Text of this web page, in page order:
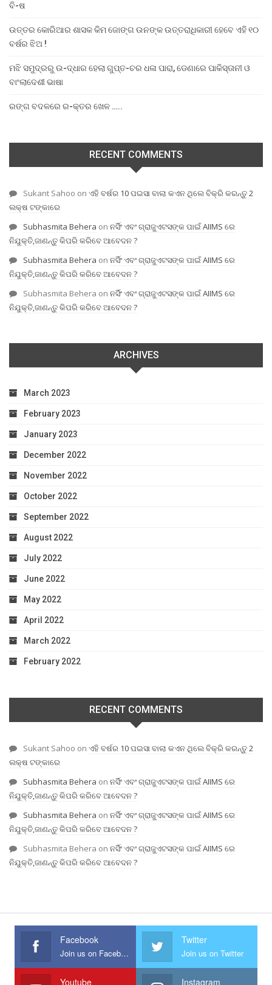
ବି-ଷ
ଉତ୍ତର କୋରିଆର ଶାସକ କିମ ଜୋଙ୍ଗ ଉନଙ୍କ ଉତ୍ତରାଧିକାରୀ ହେବେ ଏହି ୧୦
ବର୍ଷର ଝିଅ !
ମଝି ସମୁଦ୍ରରୁ ଉ-ଦ୍ଧାର ହେଲା ଗୁପ୍ତ-ଚର ଧଳା ପାରା, ଡେଣାରେ ପାକିସ୍ତାନୀ ଓ
ବାଂଲାଦେଶୀ ଭାଷା
ରଙ୍ଗ ବଦଳରେ ର-କ୍ତର ଖେଳ …..
RECENT COMMENTS
Sukant Sahoo on ଏହି ବର୍ଷର 10 ପଇସା ବାଲା କଏନ ଥିଲେ ବିକ୍ରି କରନ୍ତୁ 2
ଲକ୍ଷ ଟଙ୍କାରେ
Subhasmita Behera on ନର୍ସିଂ ଏବଂ ଗ୍ରାଜୁଏଟସଙ୍କ ପାଇଁ AIIMS ରେ
ନିଯୁକ୍ତି,ଜାଣନ୍ତୁ କିପରି କରିବେ ଆବେଦନ ?
Subhasmita Behera on ନର୍ସିଂ ଏବଂ ଗ୍ରାଜୁଏଟସଙ୍କ ପାଇଁ AIIMS ରେ
ନିଯୁକ୍ତି,ଜାଣନ୍ତୁ କିପରି କରିବେ ଆବେଦନ ?
Subhasmita Behera on ନର୍ସିଂ ଏବଂ ଗ୍ରାଜୁଏଟସଙ୍କ ପାଇଁ AIIMS ରେ
ନିଯୁକ୍ତି,ଜାଣନ୍ତୁ କିପରି କରିବେ ଆବେଦନ ?
ARCHIVES
March 2023
February 2023
January 2023
December 2022
November 2022
October 2022
September 2022
August 2022
July 2022
June 2022
May 2022
April 2022
March 2022
February 2022
RECENT COMMENTS
Sukant Sahoo on ଏହି ବର୍ଷର 10 ପଇସା ବାଲା କଏନ ଥିଲେ ବିକ୍ରି କରନ୍ତୁ 2
ଲକ୍ଷ ଟଙ୍କାରେ
Subhasmita Behera on ନର୍ସିଂ ଏବଂ ଗ୍ରାଜୁଏଟସଙ୍କ ପାଇଁ AIIMS ରେ
ନିଯୁକ୍ତି,ଜାଣନ୍ତୁ କିପରି କରିବେ ଆବେଦନ ?
Subhasmita Behera on ନର୍ସିଂ ଏବଂ ଗ୍ରାଜୁଏଟସଙ୍କ ପାଇଁ AIIMS ରେ
ନିଯୁକ୍ତି,ଜାଣନ୍ତୁ କିପରି କରିବେ ଆବେଦନ ?
Subhasmita Behera on ନର୍ସିଂ ଏବଂ ଗ୍ରାଜୁଏଟସଙ୍କ ପାଇଁ AIIMS ରେ
ନିଯୁକ୍ତି,ଜାଣନ୍ତୁ କିପରି କରିବେ ଆବେଦନ ?
Facebook
Join us on Facebook
Twitter
Join us on Twitter
Youtube Instagram